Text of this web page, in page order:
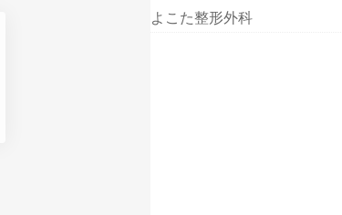
よこた整形外科